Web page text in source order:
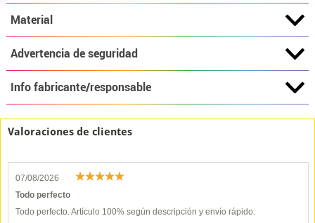
Material
Advertencia de seguridad
Info fabricante/responsable
Valoraciones de clientes
07/08/2026
Todo perfecto
Todo perfecto. Artículo 100% según descripción y envío rápido.